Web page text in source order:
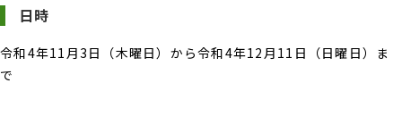
日時
令和4年11月3日（木曜日）から令和4年12月11日（日曜日）ま
で